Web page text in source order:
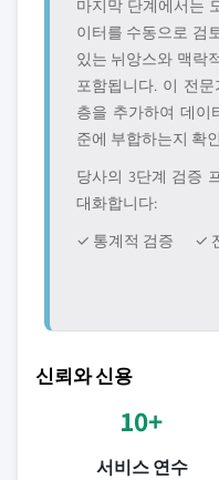
마지막 단계에서는
이터를 수동으로 검
있는 뉘앙스와 맥락
포함됩니다. 이 전
층을 추가하여 데이
준에 부합하는지 확
당사의 3단계 검증
대화합니다:
✓ 통계적 검증
✓
신뢰와 신용
10+
서비스 연수